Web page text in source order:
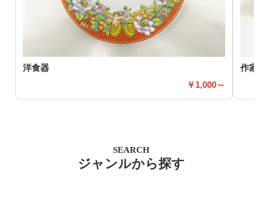
洋食器
1,000～
作家
SEARCH
ジャンルから探す